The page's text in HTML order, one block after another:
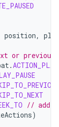
position,
or previous,
.ACTION_PLAY
//
)